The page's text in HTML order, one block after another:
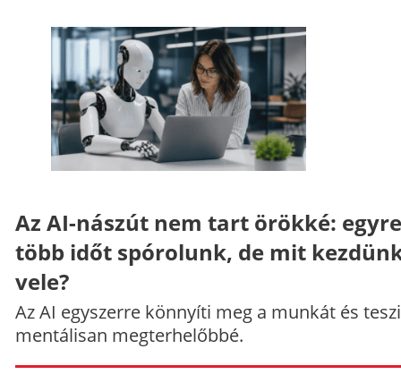
Az AI-nászút nem tart örökké: egyre
több időt spórolunk, de mit
vele?
Az AI egyszerre könnyíti meg a munkát és
mentálisan megterhelőbbé.